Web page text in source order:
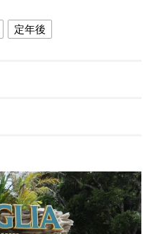
定年後